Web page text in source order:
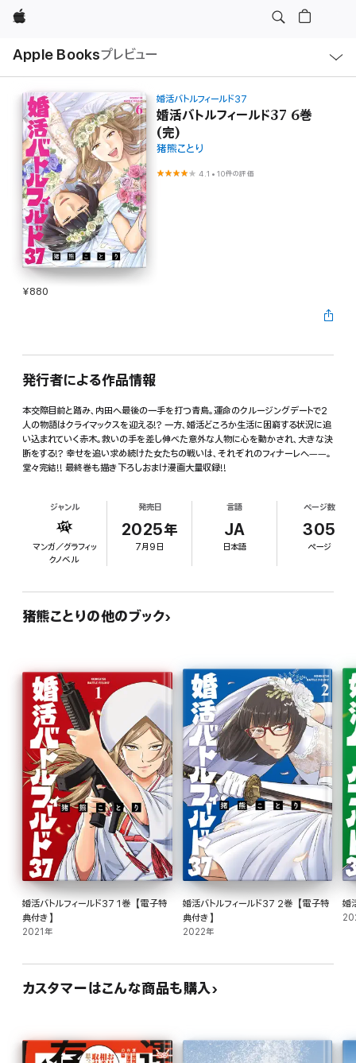
Apple
Apple Booksプレビュー
ル
婚活バトルフィールド37
婚活バトルフィールド37 6巻
(完)
猪熊ことり
4.1 •10件の評価
¥880
発行者による作品情報
本交際目前と踏み、内田へ最後の一手を打つ青島。運命のクルージングデートで2
人の物語はクライマックスを迎える!? 一方、婚活どころか生活に困窮する状況に追
い込まれていく赤木。救いの手を差し伸べた意外な人物に心を動かされ、大きな決
断をする!? 幸せを追い求め続けた女たちの戦いは、それぞれのフィナーレへ――。
堂々完結!! 最終巻も描き下ろしおまけ漫画大量収録!!
ジャンル
マンガ／グラフィッ
クノベル
発売日
2025年
7月9日
言語
JA
日本語
ページ数
305
ページ
猪熊ことりの他のブック
婚活バトルフィールド37 1巻【電子特
典付き】
2021年
婚活バトルフィールド37 2巻【電子特
典付き】
2022年
婚
カスタマーはこんな商品も購入